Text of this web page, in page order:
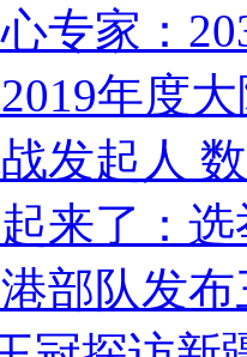
专家：
年度
发起人
来了：
部队发